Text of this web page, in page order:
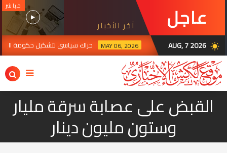
عاجل آخر الأخبار
مباشر
wb_sunny
AUG, 7 2026
MAY 06, 2026 حراك سياسي لتشكيل حكومة الزيدي
القبض على عصابة سرقة مليار
وستون مليون دينار